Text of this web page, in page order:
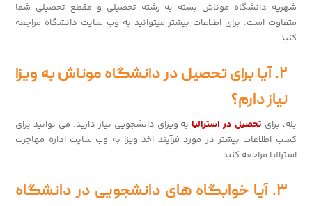
شهریه دانشگاه موناش بسته به رشته تحصیلی و مقطع تحصیلی شما
متفاوت است. برای اطلاعات بیشتر میتوانید به وب سایت دانشگاه مراجعه
کنید.
۲. آیا برای تحصیل در دانشگاه موناش به ویزا
نیاز دارم؟
بله، برای تحصیل در استرالیا به ویزای دانشجویی نیاز دارید. می توانید برای
کسب اطلاعات بیشتر در مورد فرآیند اخذ ویزا به وب سایت اداره مهاجرت
استرالیا مراجعه کنید.
۳. آیا خوابگاه های دانشجویی در دانشگاه